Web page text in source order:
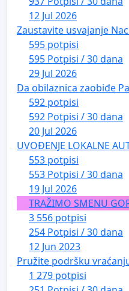
12 Jul 2026
Zaustavite usvajanje
595 potpisi
595 Potpisi / 30 dana
29 Jul 2026
Da obilaznica zaobiđe
592 potpisi
592 Potpisi / 30 dana
20 Jul 2026
UVOĐENJE LOKALNE
553 potpisi
553 Potpisi / 30 dana
19 Jul 2026
TRAŽIMO SMENU
3 556 potpisi
254 Potpisi / 30 dana
12 Jun 2023
Pružite podršku
1 279 potpisi